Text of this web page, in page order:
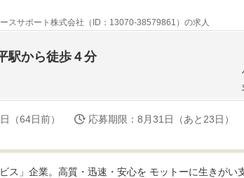
スサポート株式会社（ID：13070-38579861）の求人
駅から徒歩４分
（64日前） 応募期限 ：8月31日（あと23日）
ス」企業。高質・迅速・安心を モットーに生きがい